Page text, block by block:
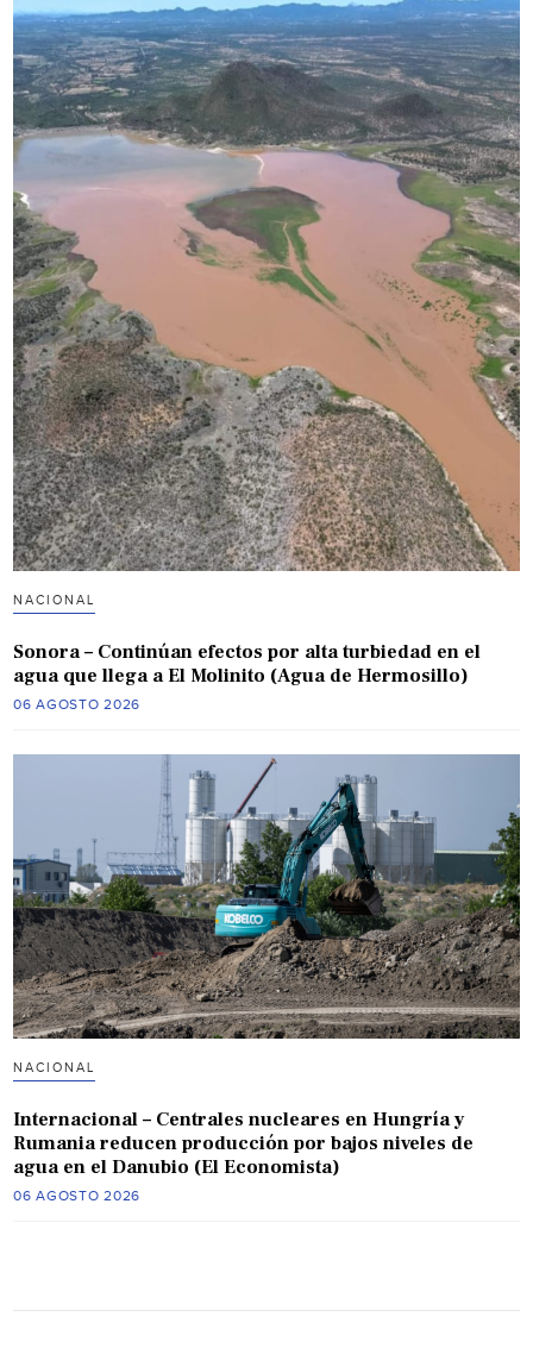
NACIONAL
Sonora – Continúan efectos por alta turbiedad en el
agua que llega a El Molinito (Agua de Hermosillo)
06 AGOSTO 2026
NACIONAL
Internacional – Centrales nucleares en Hungría y
Rumania reducen producción por bajos niveles de
agua en el Danubio (El Economista)
06 AGOSTO 2026